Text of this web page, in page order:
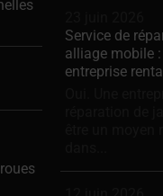
Service de
alliage mobile
entreprise